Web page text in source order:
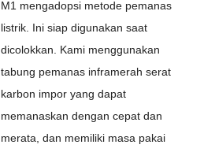
M1 mengadopsi metode pemanas
listrik. Ini siap digunakan saat
dicolokkan. Kami menggunakan
tabung pemanas inframerah serat
karbon impor yang dapat
memanaskan dengan cepat dan
merata, dan memiliki masa pakai